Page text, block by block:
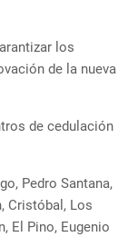
los
de la nueva
de cedulación
Pedro Santana,
Cristóbal, Los
El Pino, Eugenio